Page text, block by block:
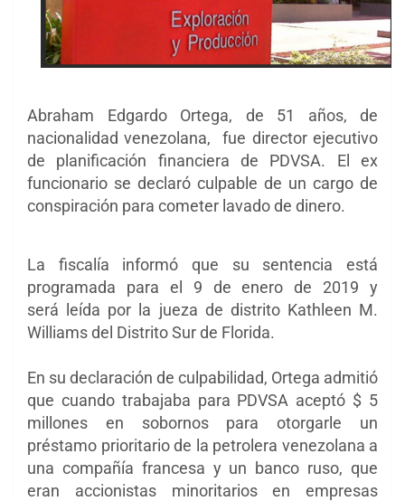
Abraham Edgardo Ortega, de 51 años, de
nacionalidad venezolana, fue director ejecutivo
de planificación financiera de PDVSA. El ex
funcionario se declaró culpable de un cargo de
conspiración para cometer lavado de dinero.
La fiscalía informó que su sentencia está
programada para el 9 de enero de 2019 y
será leída por la jueza de distrito Kathleen M.
Williams del Distrito Sur de Florida.
En su declaración de culpabilidad, Ortega admitió
que cuando trabajaba para PDVSA aceptó $ 5
millones en sobornos para otorgarle un
préstamo prioritario de la petrolera venezolana a
una compañía francesa y un banco ruso, que
eran accionistas minoritarios en empresas